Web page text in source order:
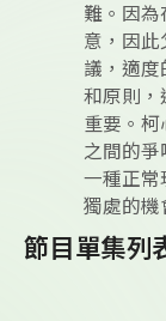
難。因為
意，因此
議，適度
和原則，
重要。柯
之間的爭
一種正常
獨處的機
節目單集列